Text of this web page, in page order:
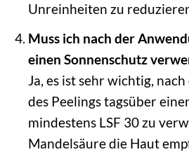
Unreinheiten zu
Muss ich nach der
einen Sonnenschutz
Ja, es ist sehr wichtig,
des Peelings tagsüber
mindestens LSF 30 zu
Mandelsäure die Haut